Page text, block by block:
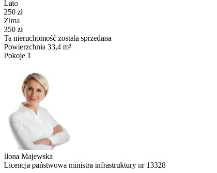
Lato
250 zł
Zima
350 zł
Ta nieruchomość została sprzedana
Powierzchnia 33,4 m²
Pokoje 1
Ilona Majewska
Licencja państwowa ministra infrastruktury nr 13328